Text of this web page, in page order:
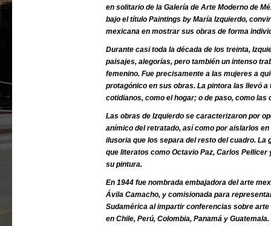
en solitario de la Galería de Arte Moderno de
bajo el título Paintings by María Izquierdo,
mexicana en mostrar sus obras de forma
Durante casi toda la década de los treinta,
paisajes, alegorías, pero también un intenso
femenino. Fue precisamente a las mujeres a
protagónico en sus obras. La pintora las llevó
cotidianos, como el hogar; o de paso, como las
Las obras de Izquierdo se caracterizaron por
anímico del retratado, así como por aislarlos
ilusoria que los separa del resto del cuadro. La
que literatos como Octavio Paz, Carlos
su pintura.
En 1944 fue nombrada embajadora del arte
Ávila Camacho, y comisionada para
Sudamérica al impartir conferencias sobre
en Chile, Perú, Colombia, Panamá y